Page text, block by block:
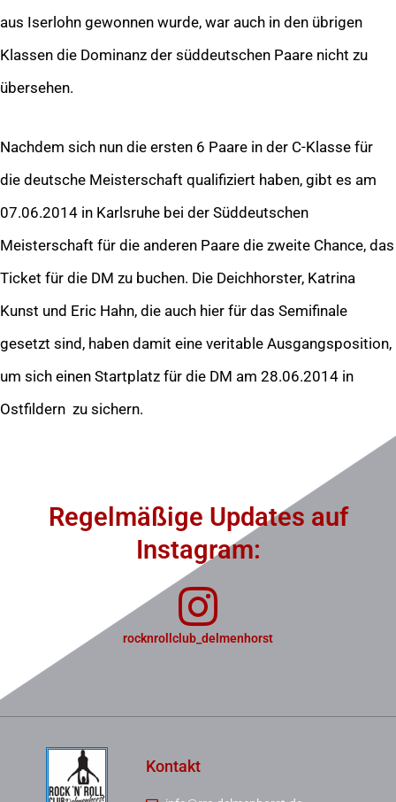
aus Iserlohn gewonnen wurde, war auch in den übrigen
Klassen die Dominanz der süddeutschen Paare nicht zu
übersehen.
Nachdem sich nun die ersten 6 Paare in der C-Klasse für
die deutsche Meisterschaft qualifiziert haben, gibt es am
07.06.2014 in Karlsruhe bei der Süddeutschen
Meisterschaft für die anderen Paare die zweite Chance, das
Ticket für die DM zu buchen. Die Deichhorster, Katrina
Kunst und Eric Hahn, die auch hier für das Semifinale
gesetzt sind, haben damit eine veritable Ausgangsposition,
um sich einen Startplatz für die DM am 28.06.2014 in
Ostfildern zu sichern.
Regelmäßige Updates auf
Instagram:
rocknrollclub_delmenhorst
Kontakt